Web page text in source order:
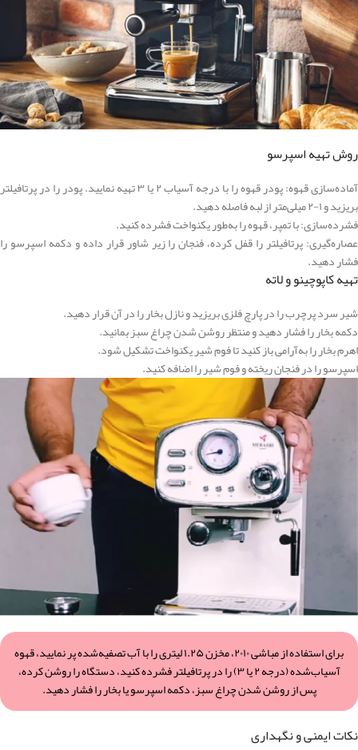
روش تهیه اسپرسو
آماده‌سازی قهوه: پودر قهوه را با درجه آسیاب ۲ یا ۳ تهیه نمایید. پودر را در پرتافیلتر
بریزید و ۱-۲ میلی‌متر از لبه فاصله دهید.
فشرده‌سازی: با تمپر، قهوه را به‌طور یکنواخت فشرده کنید.
عصاره‌گیری: پرتافیلتر را قفل کرده، فنجان را زیر شاور قرار داده و دکمه اسپرسو را
فشار دهید.
تهیه کاپوچینو و لاته
شیر سرد پرچرب را در پارچ فلزی بریزید و نازل بخار را در آن قرار دهید.
دکمه بخار را فشار دهید و منتظر روشن شدن چراغ سبز بمانید.
اهرم بخار را به‌آرامی باز کنید تا فوم شیر یکنواخت تشکیل شود.
اسپرسو را در فنجان ریخته و فوم شیر را اضافه کنید.
برای استفاده از مباشی ۲۰۱۰، مخزن ۱.۲۵ لیتری را با آب تصفیه‌شده پر نمایید، قهوه
آسیاب‌شده (درجه ۲ یا ۳) را در پرتافیلتر فشرده کنید، دستگاه را روشن کرده،
پس از روشن شدن چراغ سبز، دکمه اسپرسو یا بخار را فشار دهید.
نکات ایمنی و نگهداری